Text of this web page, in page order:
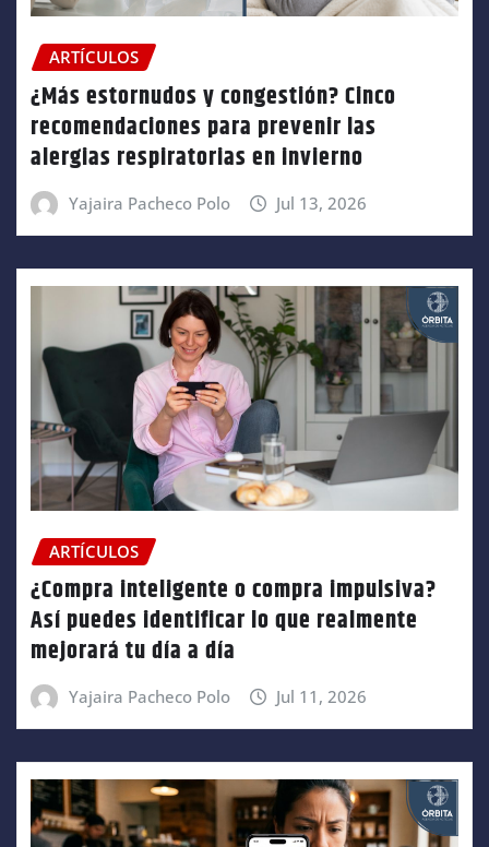
ARTÍCULOS
¿Más estornudos y congestión? Cinco
recomendaciones para prevenir las
alergias respiratorias en invierno
Yajaira Pacheco Polo Jul 13, 2026
ARTÍCULOS
¿Compra inteligente o compra impulsiva?
Así puedes identificar lo que realmente
mejorará tu día a día
Yajaira Pacheco Polo Jul 11, 2026